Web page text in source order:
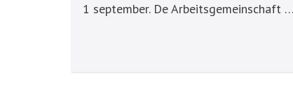
1 september. De Arbeitsgemeinschaft …